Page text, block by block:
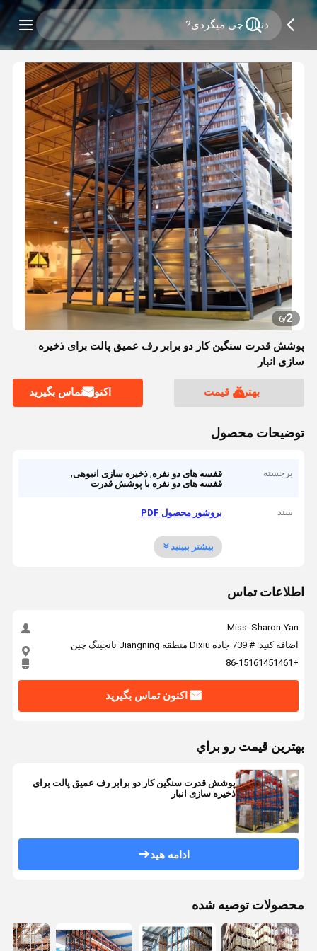
2
/
6
پوشش قدرت سنگین کار دو برابر رف عمیق پالت برای ذخیره
سازی انبار
بهترین قیمت اکنون تماس بگیرید
توضیحات محصول
برجسته قفسه های دو نفره,ذخیره سازی انبوهی,
قفسه های دو نفره با پوشش قدرت
سند بروشور محصول PDF
بیشتر ببینید
اطلاعات تماس
Miss. Sharon Yan
اضافه کنید: # 739 جاده Dixiu منطقه Jiangning نانجینگ چین
+86-15161451461
اکنون تماس بگیرید
بهترين قيمت رو براي
پوشش قدرت سنگین کار دو برابر رف عمیق پالت برای
ذخیره سازی انبار
ادامه هید
محصولات توصیه شده